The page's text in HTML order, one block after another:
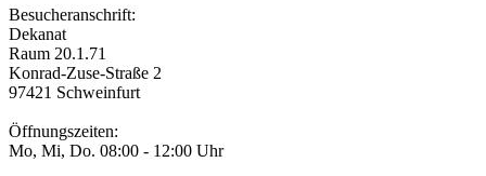
Besucheranschrift:
Dekanat
Raum 20.1.71
Konrad-Zuse-Straße 2
97421 Schweinfurt
Öffnungszeiten:
Mo, Mi, Do. 08:00 - 12:00 Uhr